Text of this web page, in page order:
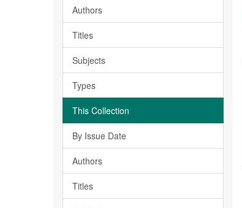
Authors
Titles
Subjects
Types
This Collection
By Issue Date
Authors
Titles